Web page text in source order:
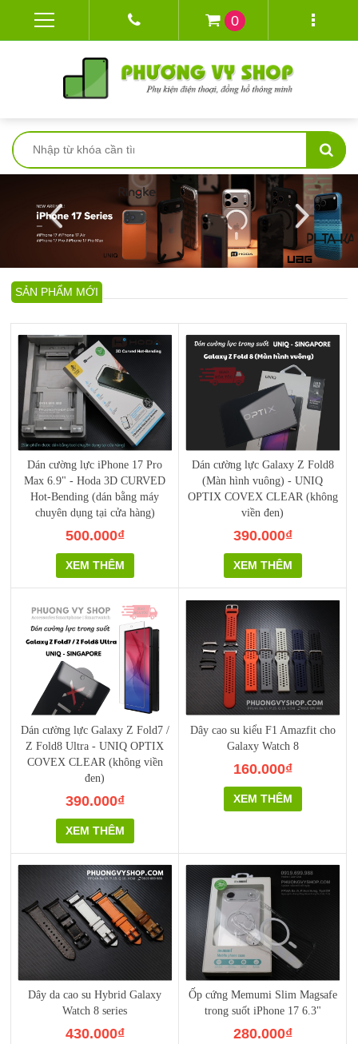
0
SẢN PHẨM MỚI
Dán cường lực iPhone 17 Pro
Max 6.9" - Hoda 3D CURVED
Hot-Bending (dán bằng máy
chuyên dụng tại cửa hàng)
500.000₫
XEM THÊM
Dán cường lực Galaxy Z Fold8
(Màn hình vuông) - UNIQ
OPTIX COVEX CLEAR (không
viền đen)
390.000₫
XEM THÊM
Dán cường lực Galaxy Z Fold7 /
Z Fold8 Ultra - UNIQ OPTIX
COVEX CLEAR (không viền
đen)
390.000₫
XEM THÊM
Dây cao su kiểu F1 Amazfit cho
Galaxy Watch 8
160.000₫
XEM THÊM
Dây da cao su Hybrid Galaxy
Watch 8 series
430.000₫
Ốp cứng Memumi Slim Magsafe
trong suốt iPhone 17 6.3"
280.000₫